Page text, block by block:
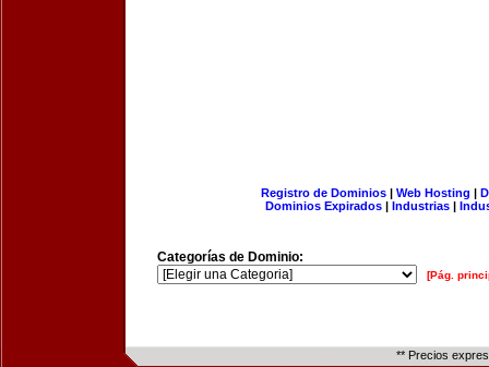
Registro de Dominios| Web Hosting |
Dominios Expirados | Industrias |
Categorías de Dominio:
[Pág.
** Precios